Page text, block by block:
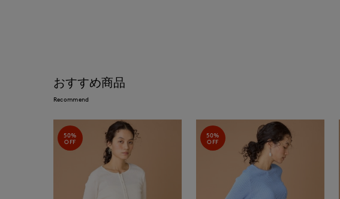
おすすめ商品
Recommend
50%
OFF
50%
OFF